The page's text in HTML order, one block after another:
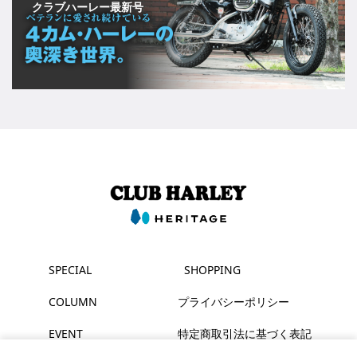
クラブハーレー最新号
SPECIAL
COLUMN
EVENT
SHOPPING
プライバシーポリシー
特定商取引法に基づく表記